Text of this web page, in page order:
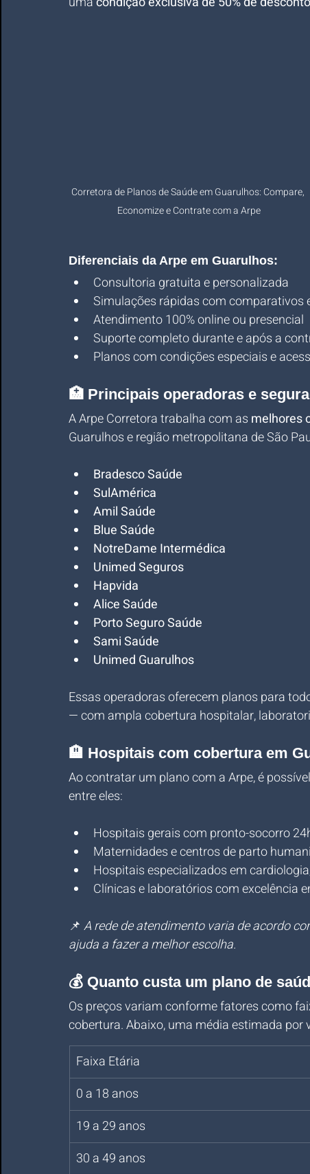
Corretora de Planos de Saúde em Guarulhos: Compare,
Economize e Contrate com a Arpe
Diferenciais da Arpe em Guarulhos:
Consultoria gratuita e personalizada
Simulações rápidas com comparativos
Atendimento 100% online ou presencial
Suporte completo durante e após a
Planos com condições especiais e
🏥 Principais operadoras e
A Arpe Corretora trabalha com as melhores
Guarulhos e região metropolitana de São
Bradesco Saúde
SulAmérica
Amil Saúde
Blue Saúde
NotreDame Intermédica
Unimed Seguros
Hapvida
Alice Saúde
Porto Seguro Saúde
Sami Saúde
Unimed Guarulhos
Essas operadoras oferecem planos para
— com ampla cobertura hospitalar,
🏨 Hospitais com cobertura em
Ao contratar um plano com a Arpe, é
entre eles:
Hospitais gerais com pronto-socorro
Maternidades e centros de parto
Hospitais especializados em
Clínicas e laboratórios com excelência
📌 A rede de atendimento varia de acordo
ajuda a fazer a melhor escolha.
💰 Quanto custa um plano de
Os preços variam conforme fatores como
cobertura. Abaixo, uma média estimada por
Faixa Etária
0 a 18 anos
19 a 29 anos
30 a 49 anos